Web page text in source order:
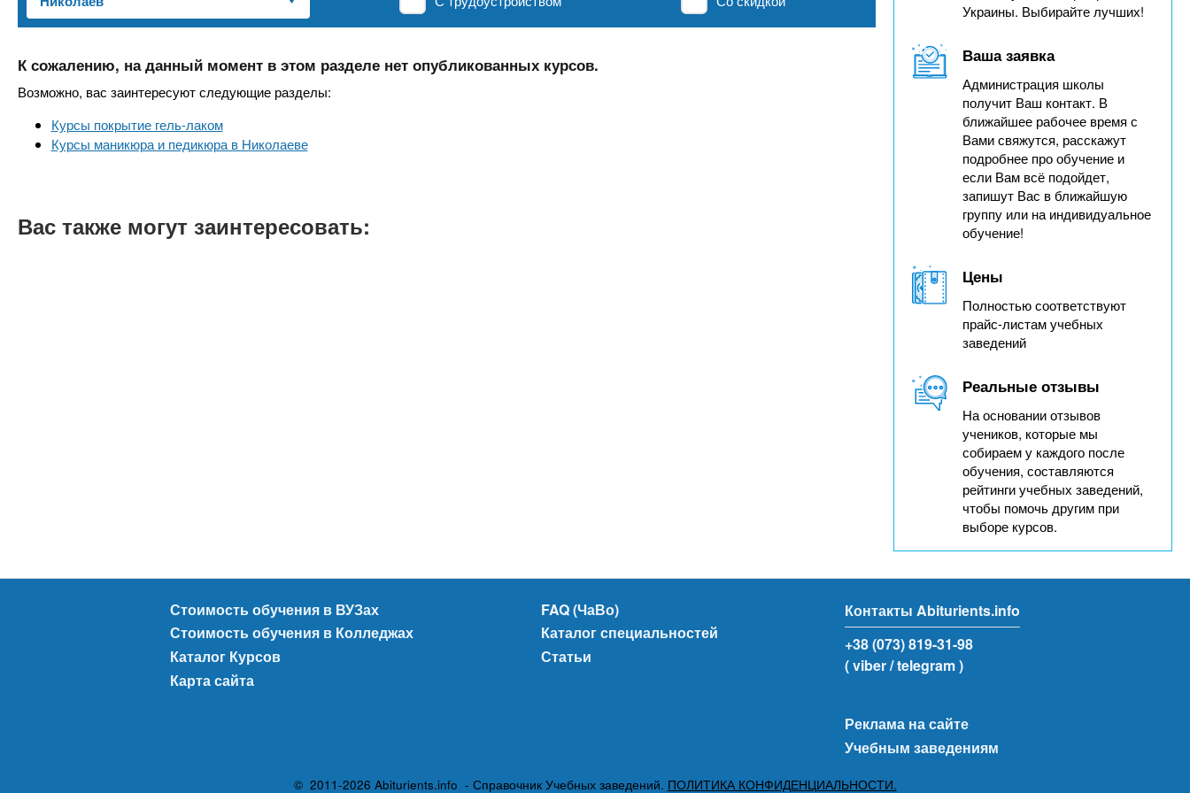
n
t
s
i
n
х
з
а
в
й
К сожалению, на данный момент в этом разделе нет опубликованных курсов.
Возможно, вас заинтересуют следующие разделы:
Курсы покрытие гель-лаком
Курсы маникюра и педикюра в Николаеве
Вас также могут заинтересовать:
Украины. Выбирайте лучших!
Ваша заявка
Администрация школы
получит Ваш контакт. В
ближайшее рабочее время с
Вами свяжутся, расскажут
подробнее про обучение и
если Вам всё подойдет,
запишут Вас в ближайшую
группу или на индивидуальное
обучение!
Цены
Полностью соответствуют
прайс-листам учебных
заведений
Реальные отзывы
На основании отзывов
учеников, которые мы
собираем у каждого после
обучения, составляются
рейтинги учебных заведений,
чтобы помочь другим при
выборе курсов.
Стоимость обучения в ВУЗах
Стоимость обучения в Колледжах
Каталог Курсов
Карта сайта
FAQ (ЧаВо)
Каталог специальностей
Статьи
Контакты Abiturients.info
+38 (073) 819-31-98
( viber/ telegram )
Реклама на сайте
Учебным заведениям
© 2011-2026 Abiturients.info - Справочник Учебных заведений. ПОЛИТИКА КОНФИДЕНЦИАЛЬНОСТИ.